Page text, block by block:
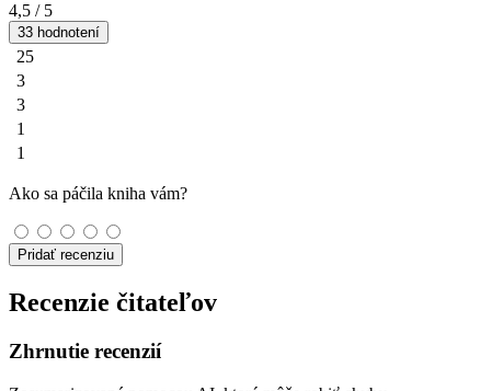
4,5 / 5
33 hodnotení
25
3
3
1
1
Ako sa páčila kniha vám?
Pridať recenziu
Recenzie čitateľov
Zhrnutie recenzií